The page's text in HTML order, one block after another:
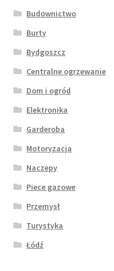
Budownictwo
Burty
Bydgoszcz
Centralne ogrzewanie
Dom i ogród
Elektronika
Garderoba
Motoryzacja
Naczepy
Piece gazowe
Przemysł
Turystyka
Łódź